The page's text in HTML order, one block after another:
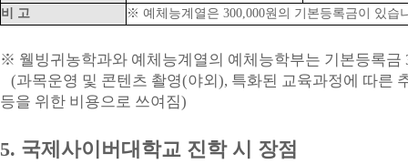
비 고
※ 예체능계열은 300,000원의 기본등록금이 있습
※ 웰빙귀농학과와 예체능계열의 예체능학부는 기본등록금
(과목운영 및 콘텐츠 촬영(야외), 특화된 교육과정에 따른
등을 위한 비용으로 쓰여짐)
5. 국제사이버대학교 진학 시 장점